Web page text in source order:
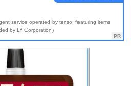
service operated by tenso, featuring items
by LY Corporation)